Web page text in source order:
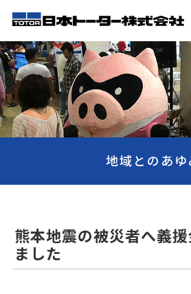
地域とのあゆ
熊本地震の被災者へ義
ました